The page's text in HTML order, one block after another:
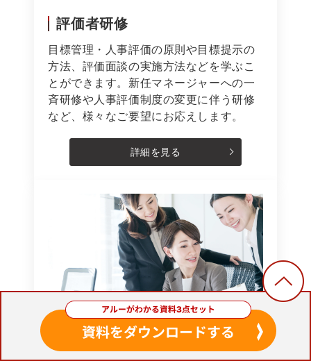
評価者研修
目標管理・人事評価の原則や目標提示の
方法、評価面談の実施方法などを学ぶこ
とができます。新任マネージャーへの一
斉研修や人事評価制度の変更に伴う研修
など、様々なご要望にお応えします。
詳細を見る